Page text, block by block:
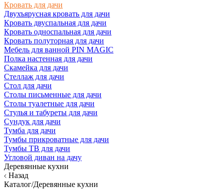
Кровать для дачи
Двухъярусная кровать для дачи
Кровать двуспальная для дачи
Кровать односпальная для дачи
Кровать полуторная для дачи
Мебель для ванной PIN MAGIC
Полка настенная для дачи
Скамейка для дачи
Стеллаж для дачи
Стол для дачи
Столы письменные для дачи
Столы туалетные для дачи
Стулья и табуреты для дачи
Сундук для дачи
Тумба для дачи
Тумбы прикроватные для дачи
Тумбы ТВ для дачи
Угловой диван на дачу
Деревянные кухни
Назад
Каталог/Деревянные кухни